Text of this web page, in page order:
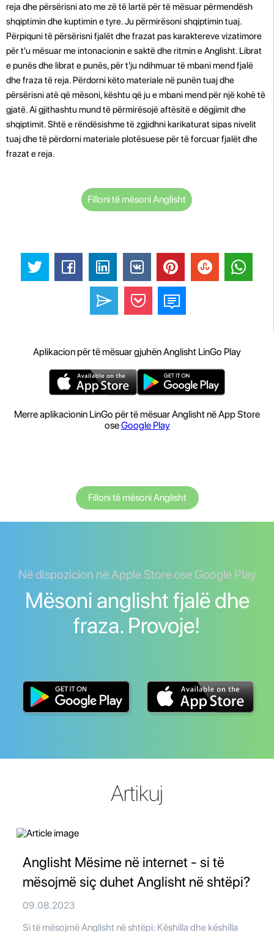
reja dhe përsërisni ato me zë të lartë për të mësuar përmendësh
shqiptimin dhe kuptimin e tyre. Ju përmirësoni shqiptimin tuaj.
Përpiquni të përsërisni fjalët dhe frazat pas karaktereve vizatimore
për t'u mësuar me intonacionin e saktë dhe ritmin e Anglisht. Librat
e punës dhe librat e punës, për t'ju ndihmuar të mbani mend fjalë
dhe fraza të reja. Përdorni këto materiale në punën tuaj dhe
përsërisni atë që mësoni, kështu që ju e mbani mend për një kohë të
gjatë. Ai gjithashtu mund të përmirësojë aftësitë e dëgjimit dhe
shqiptimit. Shtë e rëndësishme të zgjidhni karikaturat sipas nivelit
tuaj dhe të përdorni materiale plotësuese për të forcuar fjalët dhe
frazat e reja.
Filloni të mësoni Anglisht
Aplikacion për të mësuar gjuhën Anglisht LinGo Play
Merre aplikacionin LinGo për të mësuar Anglisht në App Store
oseGoogle Play
Filloni të mësoni Anglisht
Në dispozicion në Apple Store ose Google Play
Mësoni anglisht fjalë dhe
fraza. Provoje!
Artikuj
Anglisht Mësime në internet - si të
mësojmë siç duhet Anglisht në shtëpi?
09.08.2023
Si të mësojmë Anglisht në shtëpi: Këshilla dhe këshilla